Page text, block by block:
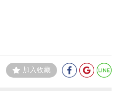
加入收藏